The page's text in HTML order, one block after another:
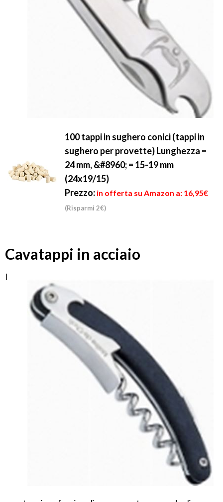
100 tappi in sughero conici (tappi in
sughero per provette) Lunghezza =
24 mm, &#8960; = 15-19 mm
(24x19/15)
Prezzo: in offerta su Amazon a: 16,95€
(Risparmi 2€)
Cavatappi in acciaio
I